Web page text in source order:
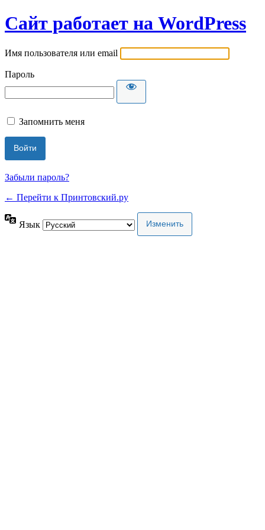
Сайт работает на WordPress
Имя пользователя или email
Пароль
Запомнить меня
Забыли пароль?
← Перейти к Принтовский.ру
Язык